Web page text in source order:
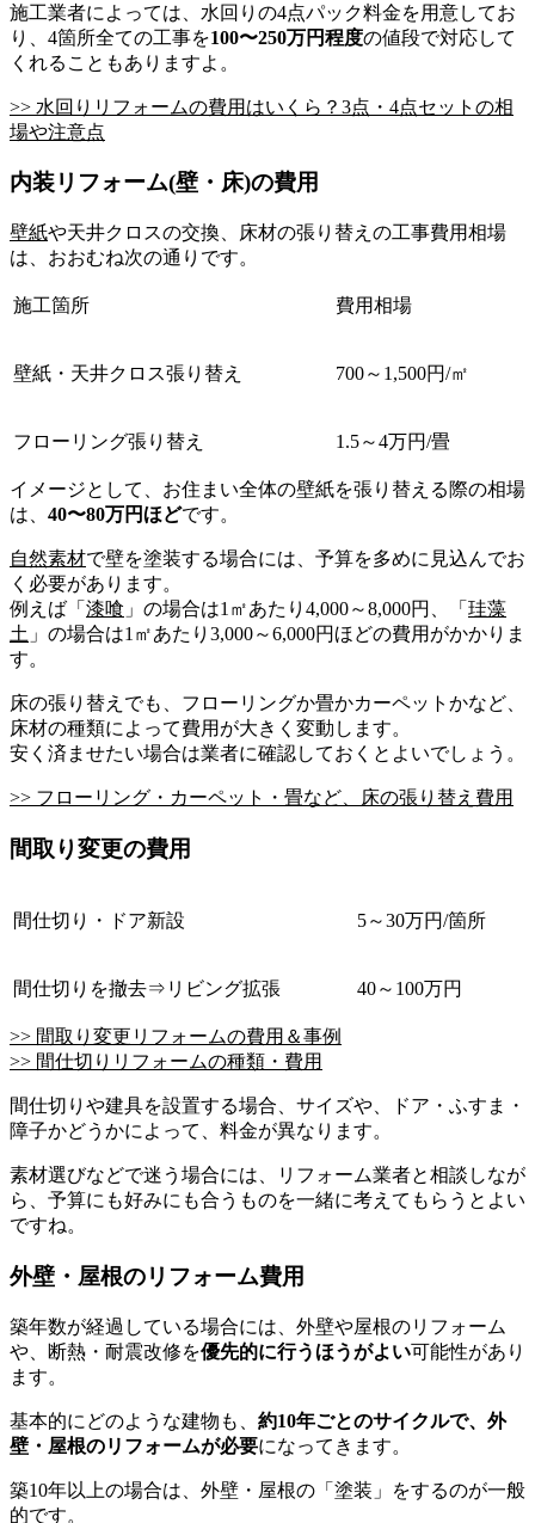
施工業者によっては、水回りの4点パック料金を用意してお
り、4箇所全ての工事を100〜250万円程度の値段で対応して
くれることもありますよ。
>> 水回りリフォームの費用はいくら？3点・4点セットの相
場や注意点
内装リフォーム(壁・床)の費用
壁紙や天井クロスの交換、床材の張り替えの工事費用相場
は、おおむね次の通りです。
施工箇所 費用相場
壁紙・天井クロス張り替え 700～1,500円/㎡
フローリング張り替え 1.5～4万円/畳
イメージとして、お住まい全体の壁紙を張り替える際の相場
は、 40〜80万円ほどです。
自然素材で壁を塗装する場合には、予算を多めに見込んでお
く必要があります。
例えば「 漆喰 」の場合は1㎡あたり4,000～8,000円、「 珪藻
土 」の場合は1㎡あたり3,000～6,000円ほどの費用がかかりま
す。
床の張り替えでも、フローリングか畳かカーペットかなど、
床材の種類によって費用が大きく変動します。
安く済ませたい場合は業者に確認しておくとよいでしょう。
>> フローリング・カーペット・畳など、床の張り替え費用
間取り変更の費用
間仕切り・ドア新設 5～30万円/箇所
間仕切りを撤去⇒リビング拡張 40～100万円
>> 間取り変更リフォームの費用＆事例
>> 間仕切りリフォームの種類・費用
間仕切りや建具を設置する場合、サイズや、ドア・ふすま・
障子かどうかによって、料金が異なります。
素材選びなどで迷う場合には、リフォーム業者と相談しなが
ら、予算にも好みにも合うものを一緒に考えてもらうとよい
ですね。
外壁・屋根のリフォーム費用
築年数が経過している場合には、外壁や屋根のリフォーム
や、断熱・耐震改修を優先的に行うほうがよい可能性があり
ます。
基本的にどのような建物も、 約10年ごとのサイクルで、外
壁・屋根のリフォームが必要になってきます。
築10年以上の場合は、外壁・屋根の「塗装」をするのが一般
的です。